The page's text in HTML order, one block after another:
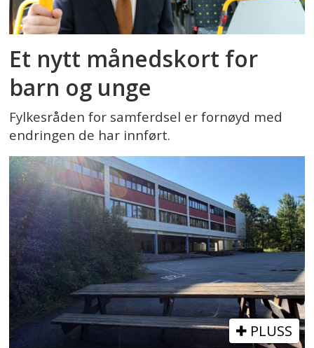
Et nytt månedskort for
barn og unge
Fylkesråden for samferdsel er fornøyd med
endringen de har innført.
PLUSS